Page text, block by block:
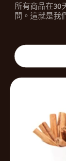
所有商品在30
問。這就是我